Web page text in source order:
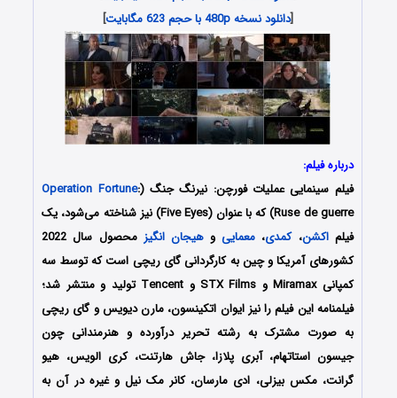
[دانلود نسخه 480p با حجم 623 مگابایت ]
درباره فیلم:
فیلم سینمایی عملیات فورچن: نیرنگ جنگ (Operation Fortune:
Ruse de guerre) که با عنوان (Five Eyes) نیز شناخته می‌شود، یک
فیلماکشن،کمدی، معماییوهیجان انگیز
محصول سال 2022
کشورهای آمریکا و چین به کارگردانیگای ریچی است که توسط سه
کمپانی Miramax و STX Films و Tencent تولید و منتشر شد؛
فیلمنامه این فیلم را نیز ایوان اتکینسون، مارن دیویس و گای ریچی
به صورت مشترک به رشته تحریر درآورده و هنرمندانی چون
جیسون استاتهام، آبری پلازا، جاش هارتنت، کری الویس، هیو
گرانت، مکس بیزلی، ادی مارسان، کانر مک نیل و غیره در آن به